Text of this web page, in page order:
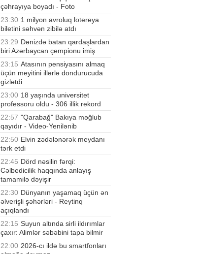
çəhrayıya boyadı - Foto
23:30 1 milyon avroluq lotereya
biletini səhvən zibilə atdı
23:29 Dənizdə batan qardaşlardan
biri Azərbaycan çempionu imiş
23:15 Atasının pensiyasını almaq
üçün meyitini illərlə dondurucuda
gizlətdi
23:00 18 yaşında universitet
professoru oldu - 306 illik rekord
22:57 "Qarabağ" Bakıya məğlub
qayıdır - Video-Yenilənib
22:50 Elvin zədələnərək meydanı
tərk etdi
22:45 Dörd nəsilin fərqi:
Cəlbedicilik haqqında anlayış
tamamilə dəyişir
22:30 Dünyanın yaşamaq üçün ən
əlverişli şəhərləri - Reytinq
açıqlandı
22:15 Suyun altında sirli ildırımlar
çaxır: Alimlər səbəbini tapa bilmir
22:00 2026-cı ildə bu smartfonları